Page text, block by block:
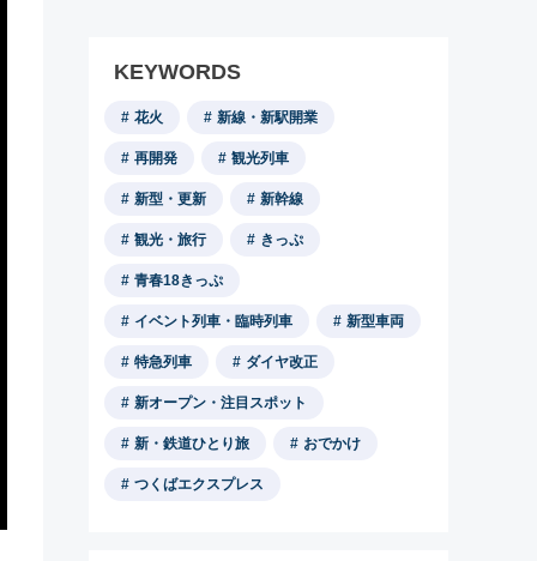
KEYWORDS
花火 新線・新駅開業
再開発 観光列車
新型・更新 新幹線
観光・旅行 きっぷ
青春18きっぷ
イベント列車・臨時列車 新型車両
特急列車 ダイヤ改正
新オープン・注目スポット
新・鉄道ひとり旅 おでかけ
つくばエクスプレス